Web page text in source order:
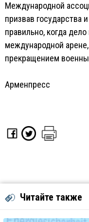
Международной
призвав государства
правильно, когда
международной
прекращением
Арменпресс
Читайте также